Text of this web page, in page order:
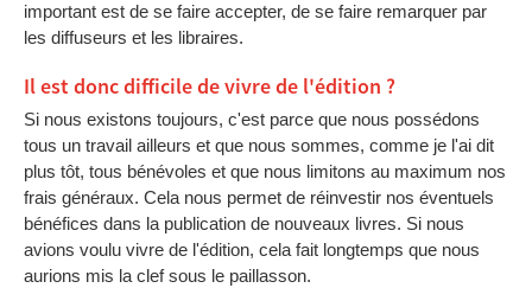
important est de se faire accepter, de se faire remarquer par
les diffuseurs et les libraires.
Il est donc difficile de vivre de l'édition ?
Si nous existons toujours, c'est parce que nous possédons
tous un travail ailleurs et que nous sommes, comme je l'ai dit
plus tôt, tous bénévoles et que nous limitons au maximum nos
frais généraux. Cela nous permet de réinvestir nos éventuels
bénéfices dans la publication de nouveaux livres. Si nous
avions voulu vivre de l'édition, cela fait longtemps que nous
aurions mis la clef sous le paillasson.